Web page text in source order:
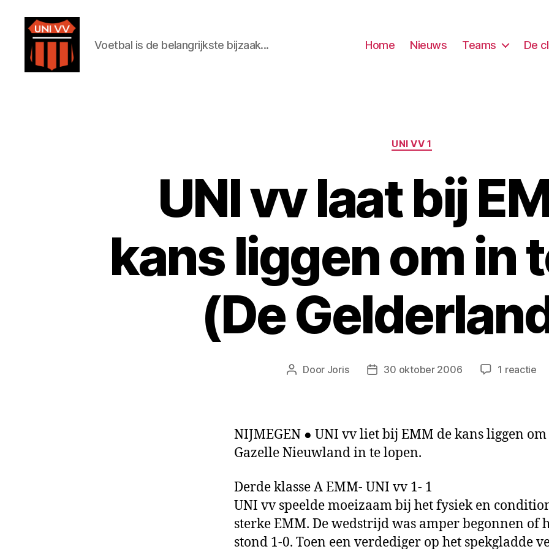
Voetbal is de belangrijkste bijzaak... Home Nieuws Teams De
Categorieën
UNI VV 1
UNI vv laat bij
kans liggen om in
(De
Berichtauteur
Door Joris Berichtdatum
30 oktober 2006 1 reactieop
in
te
NIJMEGEN ● UNI vv liet bij EMM de kans liggen om
Gazelle Nieuwland in te lo­pen.
Derde klasse A EMM- UNI vv 1- 1
UNI vv speelde moeizaam bij het fysiek en
ster­ke EMM. De wedstrijd was am­per begonnen of
stond 1-0. Toen een verdediger op het spek­gladde